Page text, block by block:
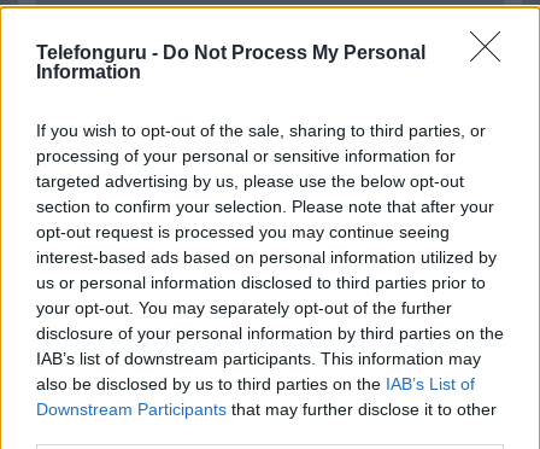
Telefonguru - Do Not Process My Personal
Information
If you wish to opt-out of the sale, sharing to third parties, or
processing of your personal or sensitive information for
targeted advertising by us, please use the below opt-out
section to confirm your selection. Please note that after your
opt-out request is processed you may continue seeing
interest-based ads based on personal information utilized by
us or personal information disclosed to third parties prior to
your opt-out. You may separately opt-out of the further
disclosure of your personal information by third parties on the
IAB’s list of downstream participants. This information may
also be disclosed by us to third parties on the IAB’s List of
Downstream Participants that may further disclose it to other
NFC Van Van
TV/USB kapcsolat OtG (On-the-Go USB)
OtG (On-the-Go
aGPS (USA), Glonass
(Orosz), BDS (Kína),
Galileo (EU)
aGPS (USA),
Glonass (Orosz),
BDS (Kína),
Galileo (EU)
Push to Talk Nincs Nincs
AKKUMULÁTOR
Típus Li-Polimer
Készenléti idő h /
Cserélhetőség
Az akkumulátor nem
vehetõ ki!
Az akkumulátor
nem vehetõ ki!